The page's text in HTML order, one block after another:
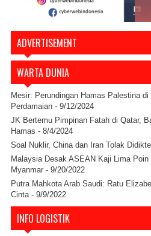
ADVERTISEMENT
WARTA DUNIA
Mesir: Perundingan Hamas Palestina
Perdamaian - 9/12/2024
JK Bertemu Pimpinan Fatah di Qatar,
Hamas - 8/4/2024
Soal Nuklir, China dan Iran Tolak
Malaysia Desak ASEAN Kaji Lima Poin
Myanmar - 9/20/2022
Putra Mahkota Arab Saudi: Ratu
Cinta- 9/9/2022
INFO LOGISTIK